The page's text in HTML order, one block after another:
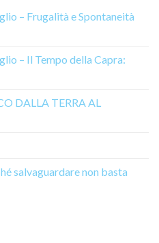
– Frugalità e Spontaneità
– Il Tempo della Capra:
DALLA TERRA AL
salvaguardare non basta